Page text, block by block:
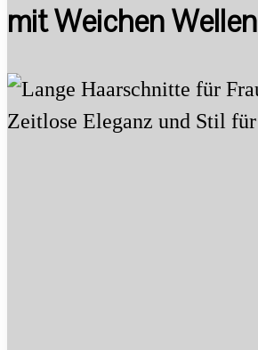
mit Weichen Wellen